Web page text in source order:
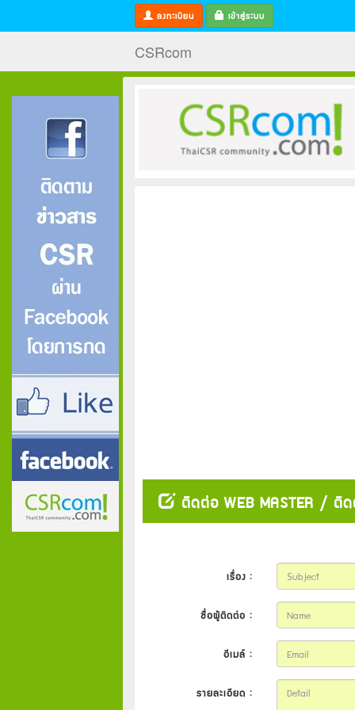
ลงทะเบียน เข้าสู่ระบบ
CSRcom
ติดต่อ WEB MASTER / ติ
เรื่อง :
ชื่อผู้ติดต่อ :
อีเมล์ :
รายละเอียด :